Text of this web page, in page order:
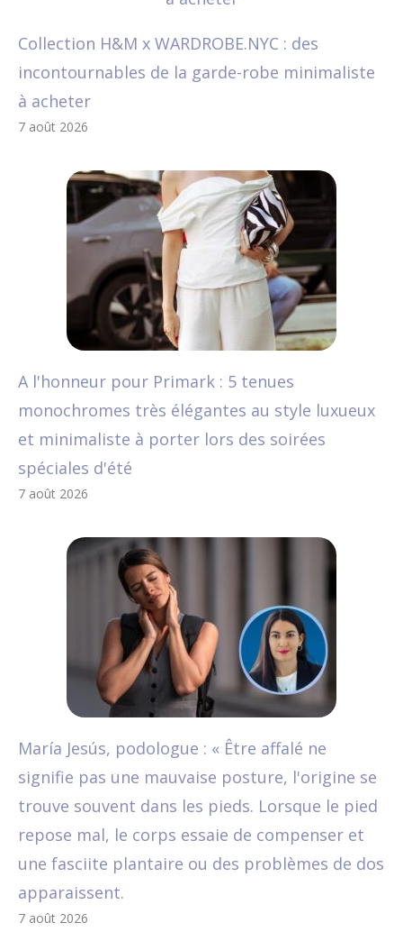
Collection H&M x WARDROBE.NYC : des
incontournables de la garde-robe minimaliste
à acheter
7 août 2026
A l'honneur pour Primark : 5 tenues
monochromes très élégantes au style luxueux
et minimaliste à porter lors des soirées
spéciales d'été
7 août 2026
María Jesús, podologue : « Être affalé ne
signifie pas une mauvaise posture, l'origine se
trouve souvent dans les pieds. Lorsque le pied
repose mal, le corps essaie de compenser et
une fasciite plantaire ou des problèmes de dos
apparaissent.
7 août 2026